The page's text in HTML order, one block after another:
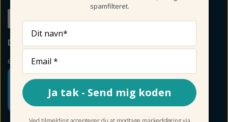
Tilmeld
DIN SIKKERHED
e-mærket
spamfilteret.
Dit navn*
Ja tak - Send mig koden